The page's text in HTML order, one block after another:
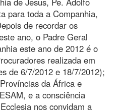
para toda a Companhia,
de recordar os
ano, o Padre Geral
este ano de 2012 é o
realizada em
de 6/7/2012 e 18/7/2012);
da África e
e a consciência
nos convidam a